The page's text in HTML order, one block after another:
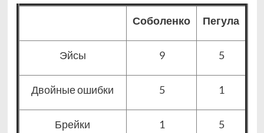
Соболенко Пегула
Эйсы 9 5
Двойные ошибки 5 1
Брейки 1 5